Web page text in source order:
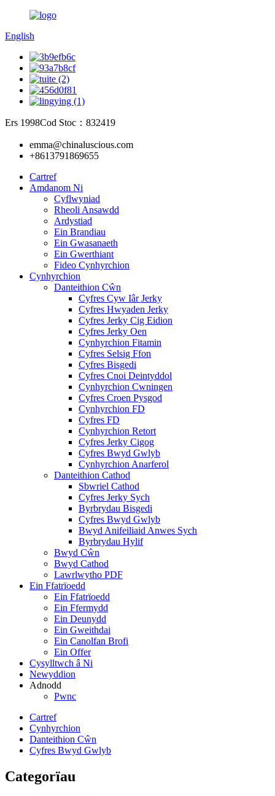
English
Ers 1998Cod Stoc：832419
emma@chinaluscious.com
+8613791869655
Cartref
Amdanom Ni
Cyflwyniad
Rheoli Ansawdd
Ardystiad
Ein Brandiau
Ein Gwasanaeth
Ein Gwerthiant
Fideo Cynhyrchion
Cynhyrchion
Danteithion Cŵn
Cyfres Cyw Iâr Jerky
Cyfres Hwyaden Jerky
Cyfres Jerky Cig Eidion
Cyfres Jerky Oen
Cynhyrchion Fitamin
Cyfres Selsig Ffon
Cyfres Bisgedi
Cyfres Cnoi Deintyddol
Cynhyrchion Cwningen
Cyfres Croen Pysgod
Cynhyrchion FD
Cyfres FD
Cynhyrchion Retort
Cyfres Jerky Cigog
Cyfres Bwyd Gwlyb
Cynhyrchion Anarferol
Danteithion Cathod
Sbwriel Cathod
Cyfres Jerky Sych
Byrbrydau Bisgedi
Cyfres Bwyd Gwlyb
Bwyd Anifeiliaid Anwes Sych
Byrbrydau Hylif
Bwyd Cŵn
Bwyd Cathod
Lawrlwytho PDF
Ein Ffatrïoedd
Ein Ffatrïoedd
Ein Ffermydd
Ein Deunydd
Ein Gweithdai
Ein Canolfan Brofi
Ein Offer
Cysylltwch â Ni
Newyddion
Adnodd
Pwnc
Cartref
Cynhyrchion
Danteithion Cŵn
Cyfres Bwyd Gwlyb
Categorïau